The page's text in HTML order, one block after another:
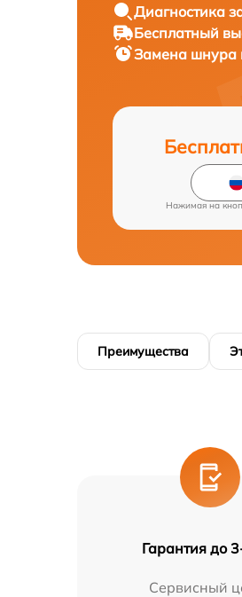
Диагностика
Бесплатный
Замена шнура
Нажимая на
Преимущества
Гарантия до
Сервисный